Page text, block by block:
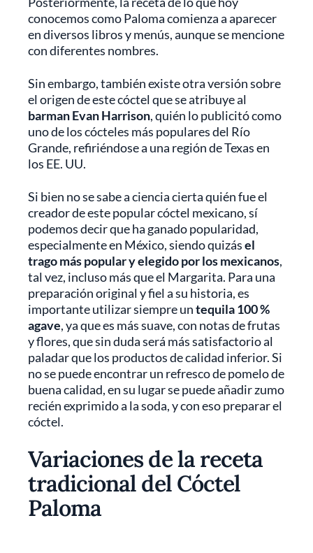
conocemos como Paloma comienza a aparecer
en diversos libros y menús, aunque se mencione
con diferentes nombres.
Sin embargo, también existe otra versión sobre
el origen de este cóctel que se atribuye al
barman Evan Harrison, quién lo publicitó como
uno de los cócteles más populares del Río
Grande, refiriéndose a una región de Texas en
los EE. UU.
Si bien no se sabe a ciencia cierta quién fue el
creador de este popular cóctel mexicano, sí
podemos decir que ha ganado popularidad,
especialmente en México, siendo quizásel
trago más popular y elegido por los mexicanos,
tal vez, incluso más que el Margarita. Para una
preparación original y fiel a su historia, es
importante utilizar siempre untequila 100 %
agave, ya que es más suave, con notas de frutas
y flores, que sin duda será más satisfactorio al
paladar que los productos de calidad inferior. Si
no se puede encontrar un refresco de pomelo de
buena calidad, en su lugar se puede añadir zumo
recién exprimido a la soda, y con eso preparar el
cóctel.
Variaciones de la receta
tradicional del Cóctel
Paloma